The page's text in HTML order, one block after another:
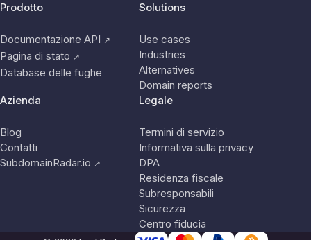
Prodotto
Documentazione API ↗
Pagina di stato ↗
Database delle fughe
Solutions
Use cases
Industries
Alternatives
Domain reports
Azienda
Blog
Contatti
SubdomainRadar.io ↗
Legale
Termini di servizio
Informativa sulla privacy
DPA
Residenza fiscale
Subresponsabili
Sicurezza
Centro fiducia